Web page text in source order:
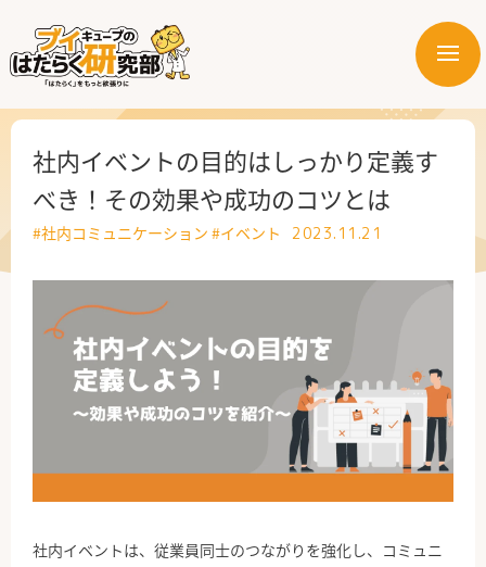
メ
ー
はたらく部署
はたらく課題
社内イベントの目的はしっかり定義す
べき！その効果や成功のコツとは
#社内コミュニケーション #イベント 2023.11.21
社内イベントは、従業員同士のつながりを強化し、コミュニ